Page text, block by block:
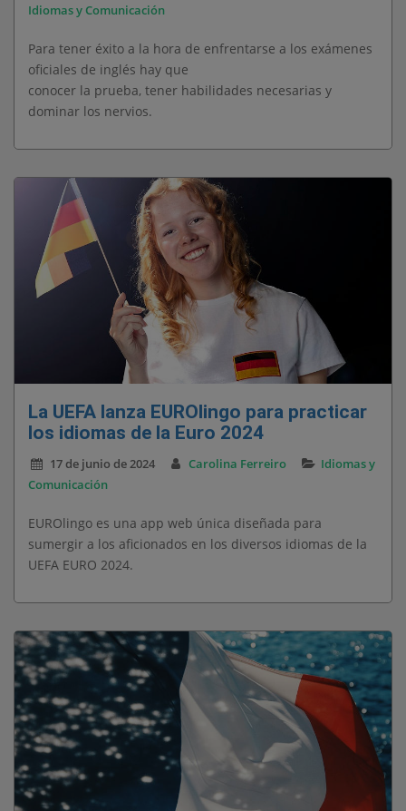
Idiomas y Comunicación
Para tener éxito a la hora de enfrentarse a los exámenes
oficiales de inglés hay que
conocer la prueba, tener habilidades necesarias y
dominar los nervios.
La UEFA lanza EUROlingo para practicar
los idiomas de la Euro 2024
17 de junio de 2024 Carolina Ferreiro
Idiomas y
Comunicación
EUROlingo es una app web única diseñada para
sumergir a los aficionados en los diversos idiomas de la
UEFA EURO 2024.